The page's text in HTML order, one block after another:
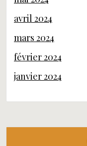
avril 2024
mars 2024
février 2024
janvier 2024